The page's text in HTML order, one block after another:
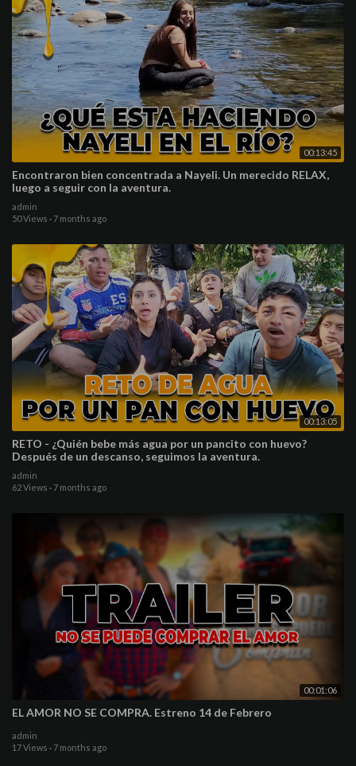
00:13:45
Encontraron bien concentrada a Nayeli. Un merecido RELAX,
luego a seguir con la aventura.
admin
50 Views ·7 months ago
00:13:05
RETO - ¿Quién bebe más agua por un pancito con huevo?
Después de un descanso, seguimos la aventura.
admin
62 Views ·7 months ago
00:01:06
EL AMOR NO SE COMPRA. Estreno 14 de Febrero
admin
17 Views ·7 months ago